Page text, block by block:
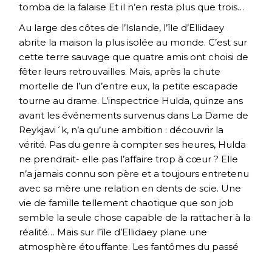
tomba de la falaise Et il n’en resta plus que trois…
Au large des côtes de l’Islande, l’île d’Ellidaey
abrite la maison la plus isolée au monde. C’est sur
cette terre sauvage que quatre amis ont choisi de
fêter leurs retrouvailles. Mais, après la chute
mortelle de l’un d’entre eux, la petite escapade
tourne au drame. L’inspectrice Hulda, quinze ans
avant les événements survenus dans La Dame de
Reykjavi´k, n’a qu’une ambition : découvrir la
vérité. Pas du genre à compter ses heures, Hulda
ne prendrait- elle pas l’affaire trop à cœur ? Elle
n’a jamais connu son père et a toujours entretenu
avec sa mère une relation en dents de scie. Une
vie de famille tellement chaotique que son job
semble la seule chose capable de la rattacher à la
réalité… Mais sur l’île d’Ellidaey plane une
atmosphère étouffante. Les fantômes du passé